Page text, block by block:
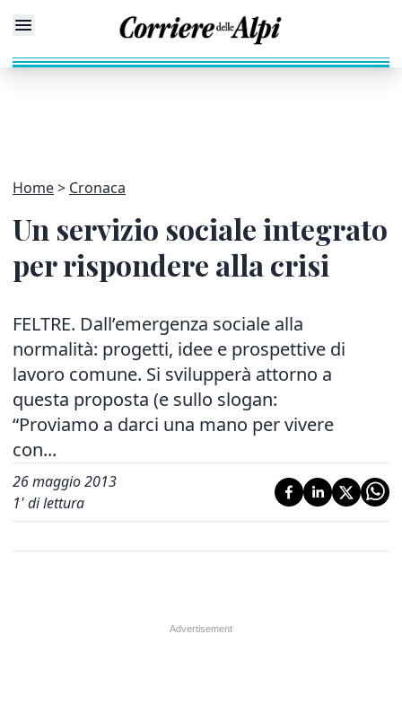
Home Cronaca
Un servizio sociale integrato
per rispondere alla crisi
FELTRE. Dall’emergenza sociale alla
normalità: progetti, idee e prospettive di
lavoro comune. Si svilupperà attorno a
questa proposta (e sullo slogan:
“Proviamo a darci una mano per vivere
con...
26 maggio 2013
1' di lettura